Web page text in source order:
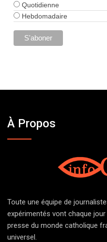
Quotidienne
Hebdomadaire
À Propos
Toute une équipe de
expérimentés vont chaque
presse du monde catholique
universel.